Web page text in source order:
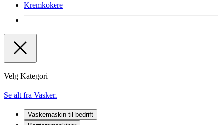
Kremkokere
Velg Kategori
Se alt fra Vaskeri
Vaskemaskin til bedrift